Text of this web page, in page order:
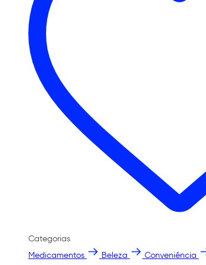
Categorias
Medicamentos
Beleza Conveniência